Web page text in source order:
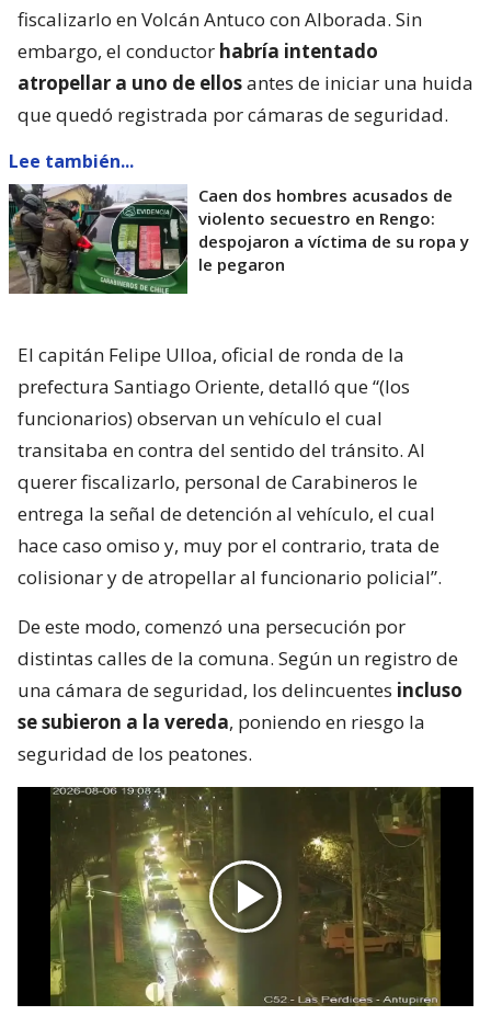
fiscalizarlo en Volcán Antuco con Alborada. Sin
embargo, el conductor habría intentado
atropellar a uno de ellosantes de iniciar una huida
que quedó registrada por cámaras de seguridad.
Lee también...
Caen dos hombres acusados de
violento secuestro en Rengo:
despojaron a víctima de su ropa y
le pegaron
El capitán Felipe Ulloa, oficial de ronda de la
prefectura Santiago Oriente, detalló que “(los
funcionarios) observan un vehículo el cual
transitaba en contra del sentido del tránsito. Al
querer fiscalizarlo, personal de Carabineros le
entrega la señal de detención al vehículo, el cual
hace caso omiso y, muy por el contrario, trata de
colisionar y de atropellar al funcionario policial”.
De este modo, comenzó una persecución por
distintas calles de la comuna. Según un registro de
una cámara de seguridad, los delincuentes incluso
se subieron a la vereda, poniendo en riesgo la
seguridad de los peatones.